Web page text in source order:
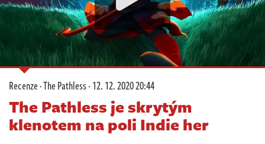
Soutěže
Komunita
Redakce
Živě
Recenze·The Pathless·12. 12. 2020 20:44
The Pathless je skrytým
klenotem na poli Indie her